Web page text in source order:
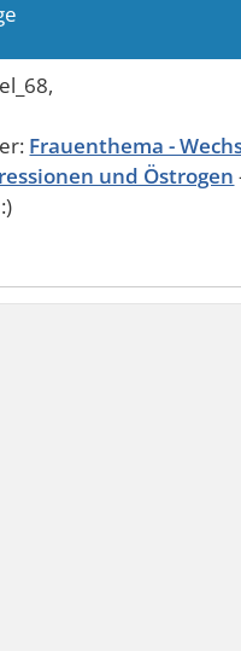
Frauenthema -
und Östrogen